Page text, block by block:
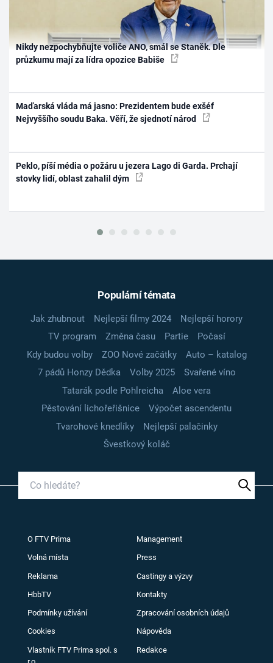
Nikdy nezpochybňujte voliče ANO, smál se Staněk. Dle
průzkumu mají za lídra opozice Babiše
Maďarská vláda má jasno: Prezidentem bude exšéf
Nejvyššího soudu Baka. Věří, že sjednotí národ
Peklo, píší média o požáru u jezera Lago di Garda. Prchají
stovky lidí, oblast zahalil dým
Populární témata
Jak zhubnout Nejlepší filmy 2024
Nejlepší horory
TV program
Změna času Partie
Počasí
Kdy budou volby
ZOO Nové začátky
Auto – katalog
7 pádů Honzy Dědka
Volby 2025
Svařené víno
Tatarák podle Pohlreicha
Aloe vera
Pěstování lichořeřišnice
Výpočet ascendentu
Tvarohové knedlíky
Nejlepší palačinky
Švestkový koláč
O FTV Prima Management
Volná místa Press
Reklama Castingy a výzvy
HbbTV Kontakty
Podmínky užívání Zpracování osobních údajů
Cookies Nápověda
Vlastník FTV Prima spol. s
Redakce